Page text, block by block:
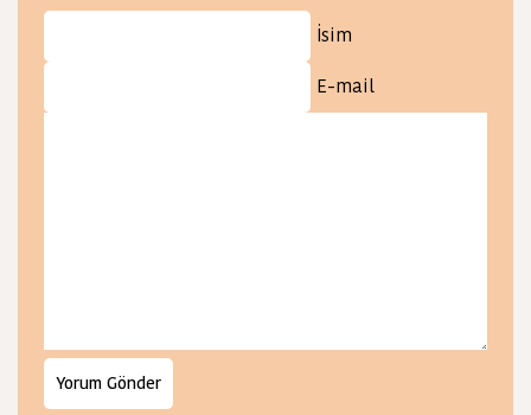
İsim
E-mail